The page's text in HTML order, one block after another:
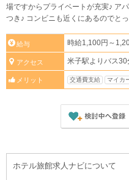
場ですからプライベートが充実♪ ア
つき♪ コンビニも近くにあるのでと
給与 時給1,100円～
アクセス 米子駅よりバス
メリット 交通費支給 マイカ
ホテル旅館求人ナビについて